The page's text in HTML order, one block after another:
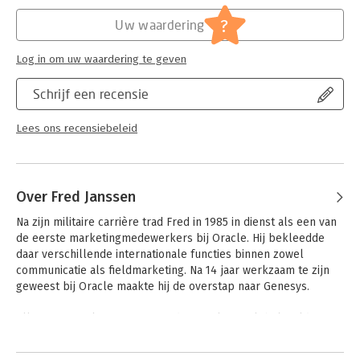
- Burgerschap in de mangel van overheidsdruk en
onderwijskunde. Een pleidooi voor algemene vorming als
burgerschapsvorming. Piet van der Ploeg
- Het debacle van het begrijpend lezen en de uitweg. Wilna
- Algemene vorming. De actuele betekenis van een klassiek
pedagogisch begrip. Wilna Meijer
Fred Janssen
uitgewerkt. Fred Janssen
Fred Janssen
- Wijsgerige pedagogische achtergronden van het onderwijs.
Jan Dirk Imelman
Mens en maatschappij
Schrijf een recensie
Lees ons recensiebeleid
Uw waardering ?
Log in om uw waardering te geven
Over Fred Janssen
Na zijn militaire carrière trad Fred in 1985 in dienst als een van
de eerste marketingmedewerkers bij Oracle. Hij bekleedde
daar verschillende internationale functies binnen zowel
communicatie als fieldmarketing. Na 14 jaar werkzaam te zijn
geweest bij Oracle maakte hij de overstap naar Genesys.
Amerika was hij werkzaam bij FileNet. Ook daar was hij
Andere boeken door Fred Janssen